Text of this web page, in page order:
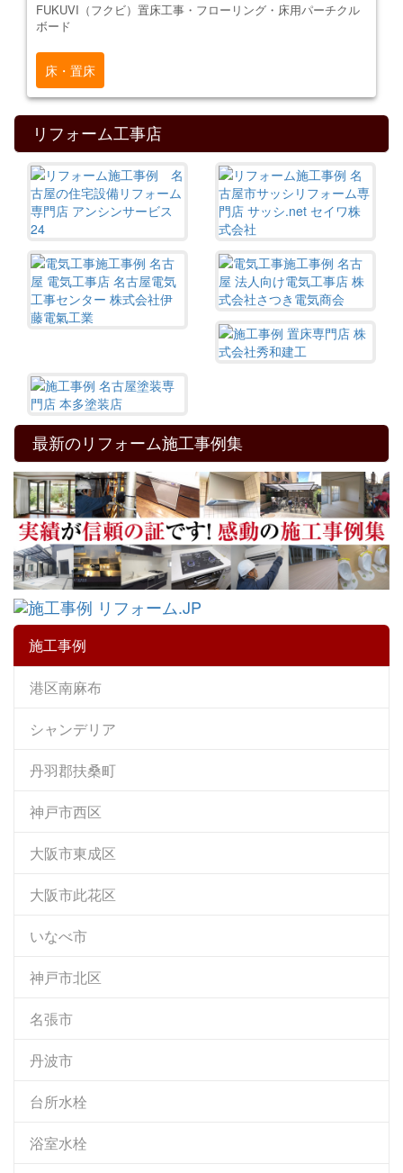
FUKUVI（フクビ）置床工事・フローリング・床用パーチクル
ボード
床・置床
リフォーム工事店
最新のリフォーム施工事例集
施工事例
港区南麻布
シャンデリア
丹羽郡扶桑町
神戸市西区
大阪市東成区
大阪市此花区
いなべ市
神戸市北区
名張市
丹波市
台所水栓
浴室水栓